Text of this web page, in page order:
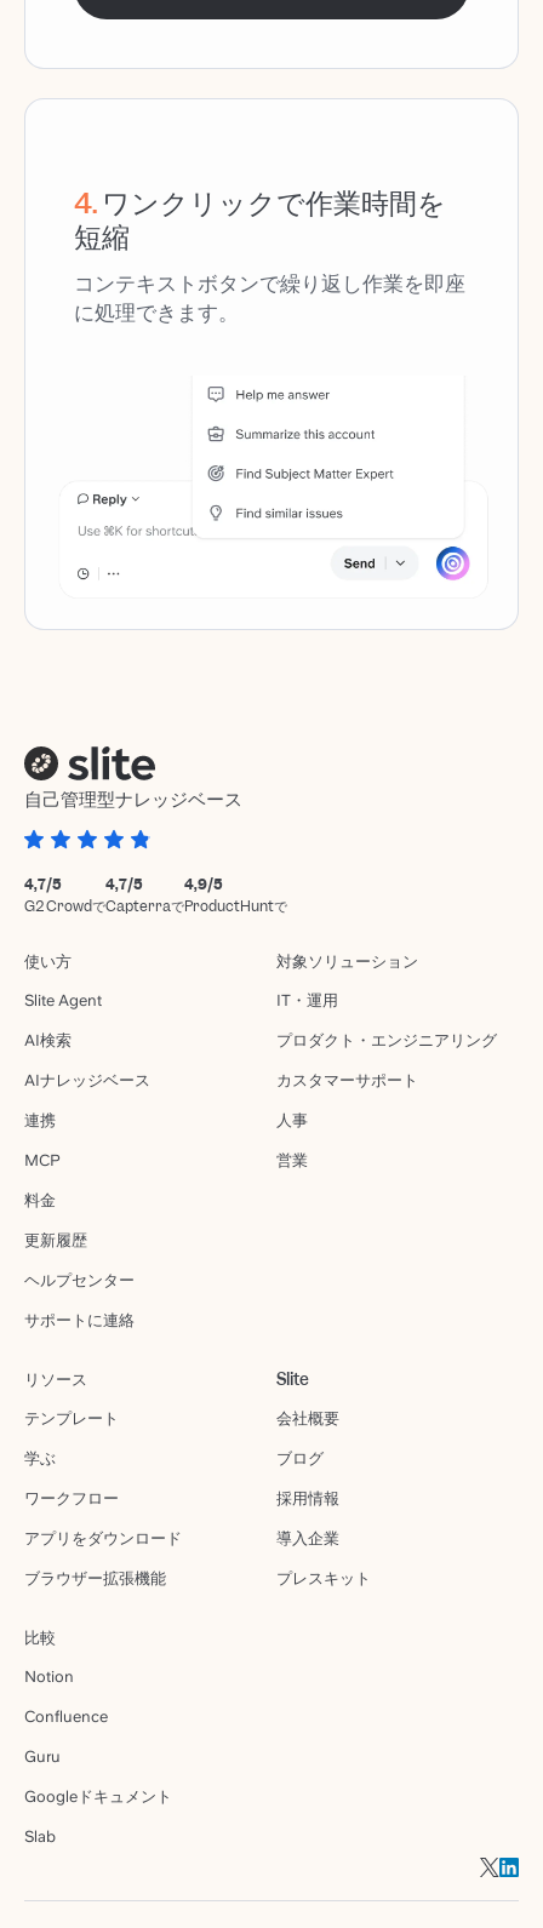
4. ワンクリックで作業時間を
短縮
コンテキストボタンで繰り返し作業を即座
に処理できます。
自己管理型ナレッジベース
4,7/5
G2 Crowdで
4,7/5
Capterraで
4,9/5
ProductHuntで
使い方
Slite Agent
AI検索
AIナレッジベース
連携
MCP
料金
更新履歴
ヘルプセンター
サポートに連絡
対象ソリューション
IT・運用
プロダクト・エンジニアリング
カスタマーサポート
人事
営業
リソース
テンプレート
学ぶ
ワークフロー
アプリをダウンロード
ブラウザー拡張機能
Slite
会社概要
ブログ
採用情報
導入企業
プレスキット
比較
Notion
Confluence
Guru
Googleドキュメント
Slab